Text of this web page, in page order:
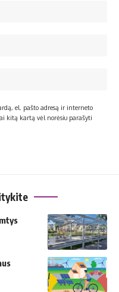
el. pašto adresą ir interneto
kitą kartą vėl norėsiu parašyti